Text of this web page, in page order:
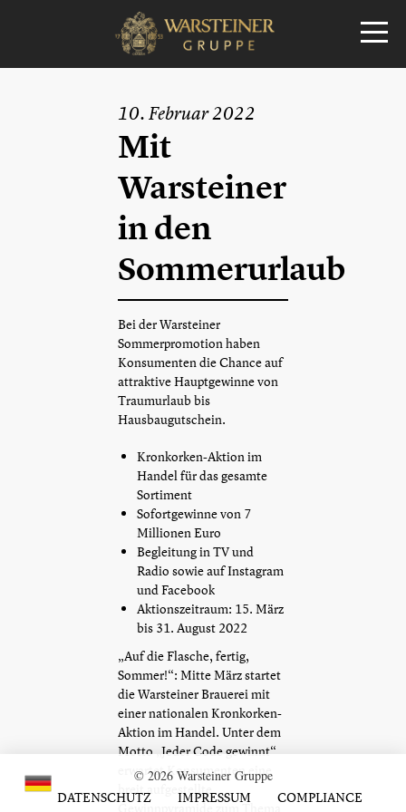
10. Februar 2022
Mit
Warsteiner
in den
Sommerurlaub
Bei der Warsteiner
Sommerpromotion haben
Konsumenten die Chance auf
attraktive Hauptgewinne von
Traumurlaub bis
Hausbaugutschein.
Kronkorken-Aktion im
Handel für das gesamte
Sortiment
Sofortgewinne von 7
Millionen Euro
Begleitung in TV und
Radio sowie auf Instagram
und Facebook
Aktionszeitraum: 15. März
bis 31. August 2022
„Auf die Flasche, fertig,
Sommer!“: Mitte März startet
die Warsteiner Brauerei mit
einer nationalen Kronkorken-
Aktion im Handel. Unter dem
Motto „Jeder Code gewinnt“
erwartet Konsumenten eine
breit aufgestellte
Gewinnpyramide zum Thema
© 2026 Warsteiner Gruppe
DATENSCHUTZ
IMPRESSUM COMPLIANCE